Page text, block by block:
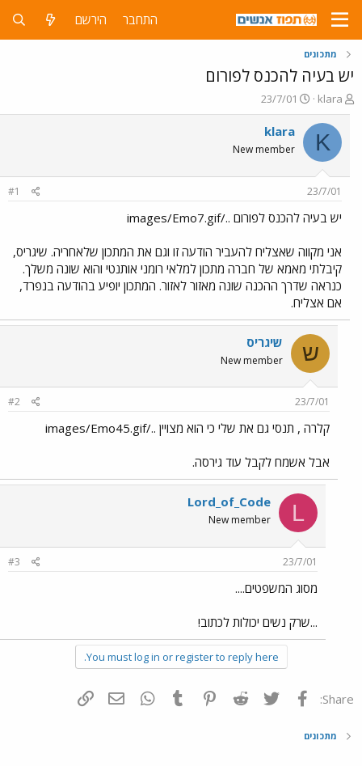
התחבר הירשם
מתכונים
יש בעיה להכנס לפורום
פ
ו
ת
ח
ה
ש
א
klara
פ
ו
ר
ם
ר
23/7/01
K
klara
New member
23/7/01
#1
יש בעיה להכנס לפורום ../images/Emo7.gif
אני מקווה שאצליח להעביר הודעה זו וגם את המתכון שלאחריה. שיגריס,
קיבלתי מאמא של חברה מתכון למלאי רומני אותנטי והוא שונה משלך.
כנראה שדרך ההכנה שונה מאזור לאזור. המתכון יופיע בהודעה בנפרד,
אם אצליח.
ש שיגריס
New member
23/7/01
#2
קלרה , תנסי גם את שלי כי הוא מצויין ../images/Emo45.gif
אבל אשמח לקבל עוד גירסה.
L
Lord_of_Code
New member
23/7/01
#3
מסוג המשפטים....
...שרק נשים יכולות לכתוב!
You must log in or register to reply here.
Share: פייסבוק Twitter
Reddit
Pinterest
Tumblr
WhatsAppדואר אלקטרוני
מתכונים